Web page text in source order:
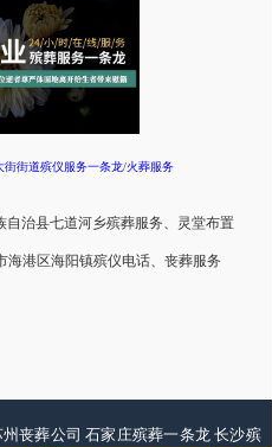
街道殡仪服务一条龙/火葬服务
自治县七道河乡殡葬服务、灵堂布置
海港区海阳镇殡仪电话、丧葬服务
州丧葬公司石家庄殡葬一条龙长沙殡